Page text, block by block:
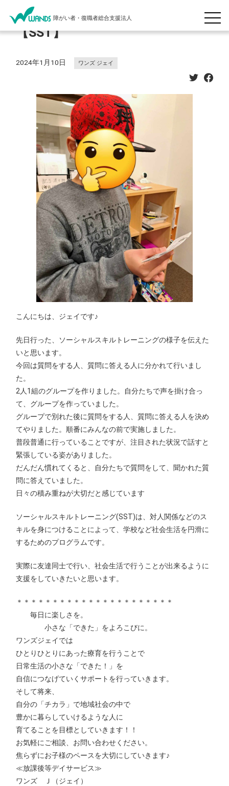
障がい者・復職者総合支援法人
【SST】
2024年1月10日 ワンズ ジェイ
こんにちは、ジェイです♪
先日行った、ソーシャルスキルトレーニングの様子を伝えた
いと思います。
今回は質問をする人、質問に答える人に分かれて行いまし
た。
2人1組のグループを作りました。自分たちで声を掛け合っ
て、グループを作っていました。
グループで別れた後に質問をする人、質問に答える人を決め
てやりました。順番にみんなの前で実施しました。
普段普通に行っていることですが、注目された状況で話すと
緊張している姿がありました。
だんだん慣れてくると、自分たちで質問をして、聞かれた質
問に答えていました。
日々の積み重ねが大切だと感じています
ソーシャルスキルトレーニング(SST)は、対人関係などのス
キルを身につけることによって、学校など社会生活を円滑に
するためのプログラムです。
実際に友達同士で行い、社会生活で行うことが出来るように
支援をしていきたいと思います。
＊＊＊＊＊＊＊＊＊＊＊＊＊＊＊＊＊＊＊＊＊＊
毎日に楽しさを。
小さな「できた」をよろこびに。
ワンズジェイでは
ひとりひとりにあった療育を行うことで
日常生活の小さな「できた！」を
自信につなげていくサポートを行っていきます。
そして将来、
自分の「チカラ」で地域社会の中で
豊かに暮らしていけるような人に
育てることを目標としていきます！！
お気軽にご相談、お問い合わせください。
焦らずにお子様のペースを大切にしていきます♪
≪放課後等デイサービス≫
ワンズ Ｊ（ジェイ）